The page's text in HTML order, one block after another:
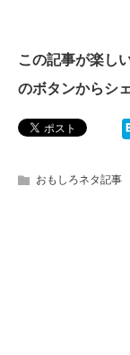
この記事が楽し
のボタンからシ
おもしろネタ記事